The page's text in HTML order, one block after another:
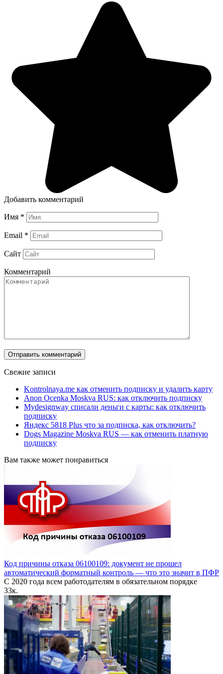
Добавить комментарий
Имя *
Email *
Сайт
Комментарий
Свежие записи
Kontrolnaya.me как отменить подписку и удалить карту
Anon Ocenka Moskva RUS: как отключить подписку
Mydesignway списали деньги с карты: как отключить
подписку
Яндекс 5818 Plus что за подписка, как отключить?
Dogs Magazine Moskva RUS — как отменить платную
подписку
Вам также может понравиться
Код причины отказа 06100109: документ не прошел
автоматический форматный контроль — что это значит в ПФР
С 2020 года всем работодателям в обязательном порядке
33к.